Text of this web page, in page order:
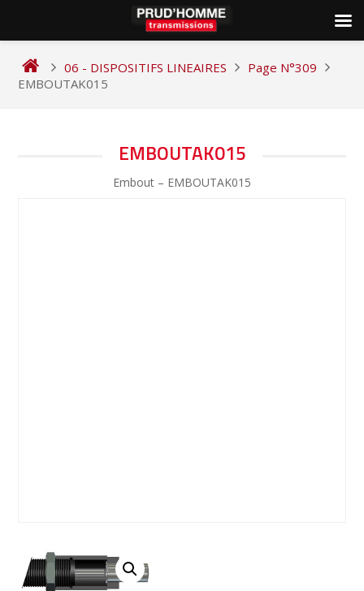
content
06 - DISPOSITIFS LINEAIRES
Page N°309
EMBOUTAK015
EMBOUTAK015
Embout – EMBOUTAK015